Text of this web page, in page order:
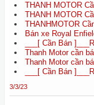
THANH MOTOR
THANH MOTOR
THANHMOTOR
Bán xe Royal
___[ Cần Bán
Thanh Motor cần
Thanh Motor cần
___[ Cần Bán
3/3/23